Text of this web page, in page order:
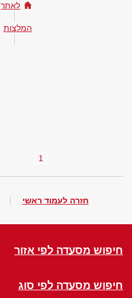
לאתר
המלצות
1
חזרה לעמוד ראשי
חיפוש מסעדה לפי אזור
חיפוש מסעדה לפי סוג